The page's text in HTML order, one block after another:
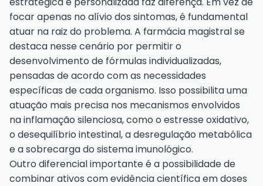
focar apenas no alívio dos sintomas, é fundamental
atuar na raiz do problema. A farmácia magistral se
destaca nesse cenário por permitir o
desenvolvimento de fórmulas individualizadas,
pensadas de acordo com as necessidades
específicas de cada organismo. Isso possibilita uma
atuação mais precisa nos mecanismos envolvidos
na inflamação silenciosa, como o estresse oxidativo,
o desequilíbrio intestinal, a desregulação metabólica
e a sobrecarga do sistema imunológico.
Outro diferencial importante é a possibilidade de
combinar ativos com evidência científica em doses